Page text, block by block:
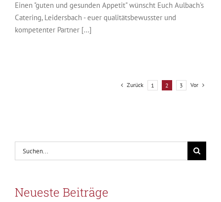
Einen "guten und gesunden Appetit" wünscht Euch Aulbach's
Catering, Leidersbach - euer qualitätsbewusster und
kompetenter Partner [...]
Zurück 1 2 3 Vor
Suche
nach:
Neueste Beiträge